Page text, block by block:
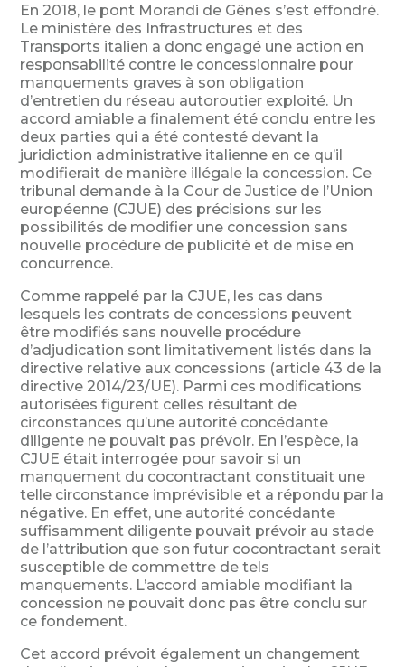
En 2018, le pont Morandi de Gênes s’est effondré.
Le ministère des Infrastructures et des
Transports italien a donc engagé une action en
responsabilité contre le concessionnaire pour
manquements graves à son obligation
d’entretien du réseau autoroutier exploité. Un
accord amiable a finalement été conclu entre les
deux parties qui a été contesté devant la
juridiction administrative italienne en ce qu’il
modifierait de manière illégale la concession. Ce
tribunal demande à la Cour de Justice de l’Union
européenne (CJUE) des précisions sur les
possibilités de modifier une concession sans
nouvelle procédure de publicité et de mise en
concurrence.
Comme rappelé par la CJUE, les cas dans
lesquels les contrats de concessions peuvent
être modifiés sans nouvelle procédure
d’adjudication sont limitativement listés dans la
directive relative aux concessions (article 43 de la
directive 2014/23/UE). Parmi ces modifications
autorisées figurent celles résultant de
circonstances qu’une autorité concédante
diligente ne pouvait pas prévoir. En l’espèce, la
CJUE était interrogée pour savoir si un
manquement du cocontractant constituait une
telle circonstance imprévisible et a répondu par la
négative. En effet, une autorité concédante
suffisamment diligente pouvait prévoir au stade
de l’attribution que son futur cocontractant serait
susceptible de commettre de tels
manquements. L’accord amiable modifiant la
concession ne pouvait donc pas être conclu sur
ce fondement.
Cet accord prévoit également un changement